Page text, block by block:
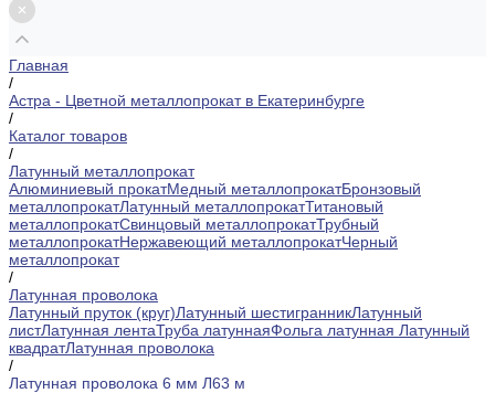
Главная
/
Астра - Цветной металлопрокат в Екатеринбурге
/
Каталог товаров
/
Латунный металлопрокат
Алюминиевый прокатМедный металлопрокатБронзовый
металлопрокатЛатунный металлопрокатТитановый
металлопрокатСвинцовый металлопрокатТрубный
металлопрокатНержавеющий металлопрокатЧерный
металлопрокат
/
Латунная проволока
Латунный пруток (круг)Латунный шестигранникЛатунный
листЛатунная лентаТруба латуннаяФольга латунная Латунный
квадратЛатунная проволока
/
Латунная проволока 6 мм Л63 м